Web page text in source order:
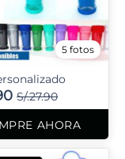
5 fotos
S/.27.90
AHORA